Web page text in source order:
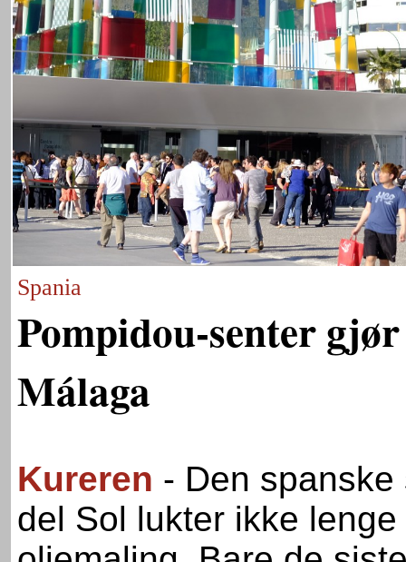
Spania
Pompidou-senter
Málaga
Kureren - Den
del Sol lukter ikke